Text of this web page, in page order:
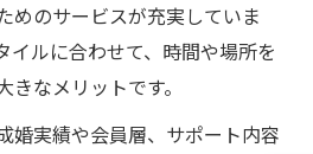
めのサービスが充実していま
イルに合わせて、時間や場所を
なメリットです。
婚実績や会員層、サポート内容